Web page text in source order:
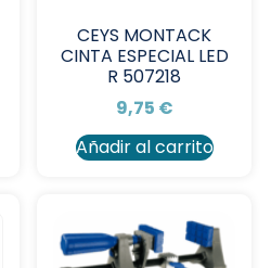
CEYS MONTACK
CINTA ESPECIAL LED
R 507218
9,75 €
Añadir al carrito